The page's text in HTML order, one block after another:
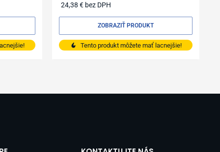
24,38 € bez DPH
Tento produkt môžete mať lacnejšie!
ZOBRAZIŤ PRODUKT